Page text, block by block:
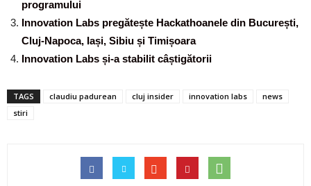
programului
Innovation Labs pregătește Hackathoanele din București,
Cluj-Napoca, Iași, Sibiu și Timișoara
Innovation Labs și-a stabilit câștigătorii
TAGS claudiu padurean cluj insider innovation labs
news
stiri